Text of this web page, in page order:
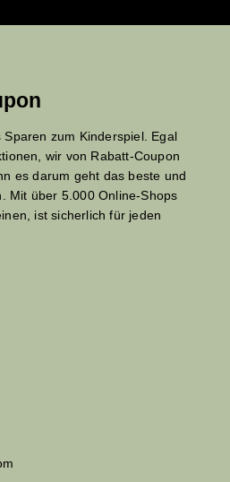
Sparen zum Kinderspiel. Egal
wir von Rabatt-Coupon
es darum geht das beste und
Mit über 5.000 Online-Shops
ist sicherlich für jeden